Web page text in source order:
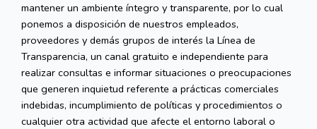
mantener un ambiente íntegro y transparente, por lo cual
ponemos a disposición de nuestros empleados,
proveedores y demás grupos de interés la Línea de
Transparencia, un canal gratuito e independiente para
realizar consultas e informar situaciones o preocupaciones
que generen inquietud referente a prácticas comerciales
indebidas, incumplimiento de políticas y procedimientos o
cualquier otra actividad que afecte el entorno laboral o